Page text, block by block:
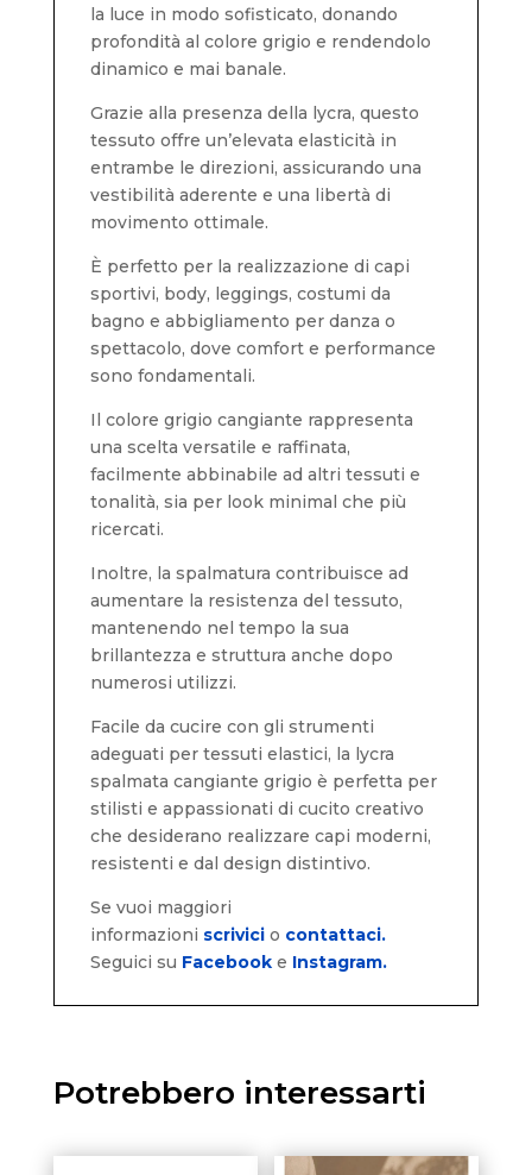
la luce in modo sofisticato, donando
profondità al colore grigio e rendendolo
dinamico e mai banale.
Grazie alla presenza della lycra, questo
tessuto offre un’elevata elasticità in
entrambe le direzioni, assicurando una
vestibilità aderente e una libertà di
movimento ottimale.
È perfetto per la realizzazione di capi
sportivi, body, leggings, costumi da
bagno e abbigliamento per danza o
spettacolo, dove comfort e performance
sono fondamentali.
Il colore grigio cangiante rappresenta
una scelta versatile e raffinata,
facilmente abbinabile ad altri tessuti e
tonalità, sia per look minimal che più
ricercati.
Inoltre, la spalmatura contribuisce ad
aumentare la resistenza del tessuto,
mantenendo nel tempo la sua
brillantezza e struttura anche dopo
numerosi utilizzi.
Facile da cucire con gli strumenti
adeguati per tessuti elastici, la lycra
spalmata cangiante grigio è perfetta per
stilisti e appassionati di cucito creativo
che desiderano realizzare capi moderni,
resistenti e dal design distintivo.
Se vuoi maggiori
informazioni scrivici o contattaci.
Seguici su Facebooke Instagram.
Potrebbero interessarti